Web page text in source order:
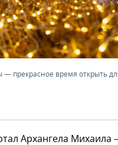
— прекрасное время открыть
Архангела